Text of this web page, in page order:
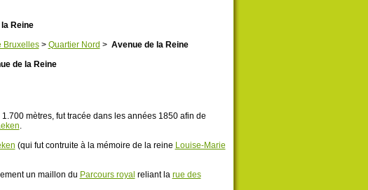
Reine
Bruxelles> Quartier Nord > Avenue de la Reine
de la Reine
mètres, fut tracée dans les années 1850 afin de
.
(qui fut contruite à la mémoire de la reine Louise-Marie
un maillon du Parcours royal reliant la rue des